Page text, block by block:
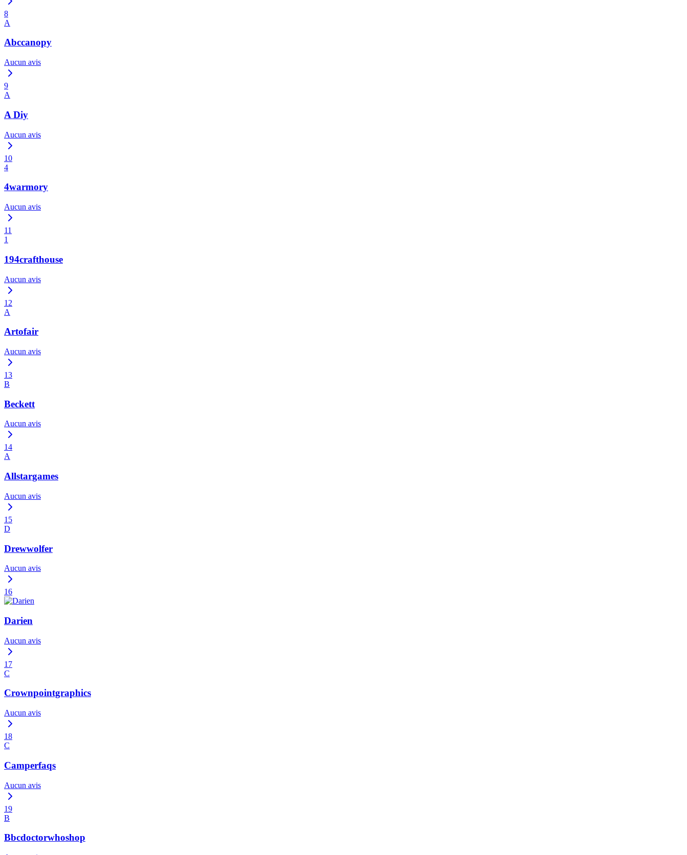
8
A
Abccanopy
Aucun avis
9
A
A Diy
Aucun avis
10
4
4warmory
Aucun avis
11
1
194crafthouse
Aucun avis
12
A
Artofair
Aucun avis
13
B
Beckett
Aucun avis
14
A
Allstargames
Aucun avis
15
D
Drewwolfer
Aucun avis
16
Darien
Aucun avis
17
C
Crownpointgraphics
Aucun avis
18
C
Camperfaqs
Aucun avis
19
B
Bbcdoctorwhoshop